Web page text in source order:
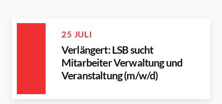
25 JULI
Verlängert: LSB sucht
Mitarbeiter Verwaltung und
Veranstaltung (m/w/d)